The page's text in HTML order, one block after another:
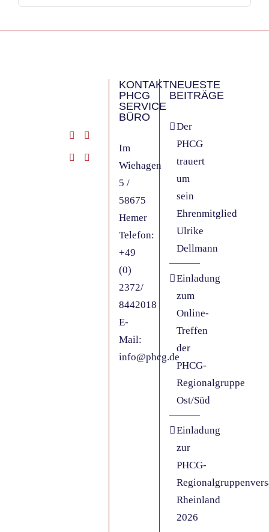
KONTAKT
PHCG
SERVICE
BÜRO
Im
Wiehagen
5 /
58675
Hemer
Telefon:
+49
(0)
2372/
8442018
E-
Mail:
info@phcg.de
NEUESTE
BEITRÄGE
Der
PHCG
trauert
um
sein
Ehrenmitglied
Ulrike
Dellmann
Einladung
zum
Online-
Treffen
der
PHCG-
Regionalgruppe
Ost/Süd
Einladung
zur
PHCG-
Rheinland
2026